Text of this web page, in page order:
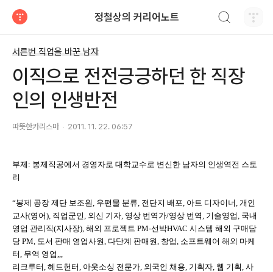
정철상의 커리어노트
서른번 직업을 바꾼 남자
이직으로 전전긍긍하던 한 직장
인의 인생반전
따뜻한카리스마 2011. 11. 22. 06:57
부제: 봉제직공에서 경영자로 대학교수로 변신한 남자의 인생역전 스토
리
“봉제 공장 제단 보조원, 우편물 분류, 전단지 배포, 아트 디자이너, 개인
교사(영어), 직업군인, 외신 기자, 영상 번역가/영상 번역, 기술영업, 국내
영업 관리직(지사장), 해외 프로젝트 PM-선박HVAC 시스템 해외 구매담
당 PM, 도서 판매 영업사원, 다단계 판매원, 창업, 소프트웨어 해외 마케
터, 무역 영업,,,
리크루터, 헤드헌터, 아웃소싱 전문가, 외국인 채용, 기획자, 웹 기획, 사